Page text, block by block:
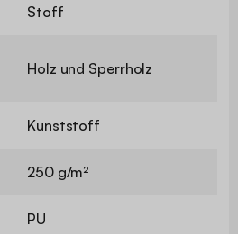
Stoff
Holz und Sperrholz
Kunststoff
250 g/m²
PU